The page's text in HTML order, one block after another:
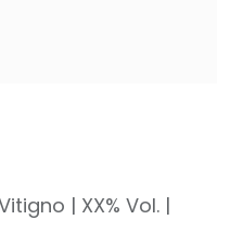
| XX% Vol. |